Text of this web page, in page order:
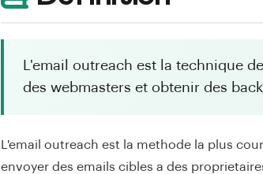
L'email outreach est la technique
des webmasters et obtenir des
L'email outreach est la methode la plus
envoyer des emails cibles a des